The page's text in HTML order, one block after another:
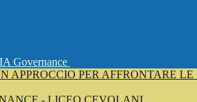
Governance
APPROCCIO PER AFFRONTARE